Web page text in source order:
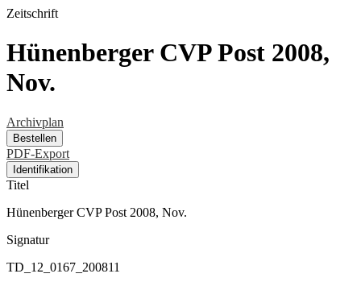
Zeitschrift
Hünenberger CVP Post 2008,
Nov.
Archivplan
Bestellen
PDF-Export
Identifikation
Titel
Hünenberger CVP Post 2008, Nov.
Signatur
TD_12_0167_200811